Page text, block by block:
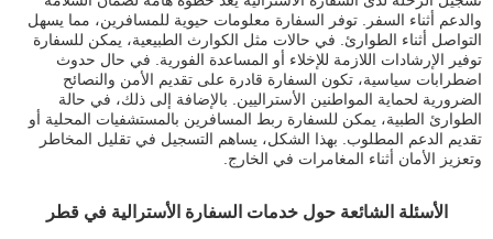
والدعم أثناء السفر. توفر السفارة معلومات حيوية للمسافرين، مما يسهل
التواصل أثناء الطوارئ. في حالات مثل الكوارث الطبيعية، يمكن للسفارة
توفير الإرشادات اللازمة للإخلاء أو المساعدة الفورية. في حال حدوث
اضطرابات سياسية، تكون السفارة قادرة على تقديم الأمن والنصائح
الضرورية لحماية المواطنين الأستراليين. بالإضافة إلى ذلك، في حالة
الطوارئ الطبية، يمكن للسفارة ربط المسافرين بالمستشفيات المحلية أو
تقديم الدعم المطلوب. بهذا الشكل، يساهم التسجيل في تقليل المخاطر
وتعزيز الأمان أثناء المغامرات في الخارج.
الأسئلة الشائعة حول خدمات السفارة الأسترالية في قطر